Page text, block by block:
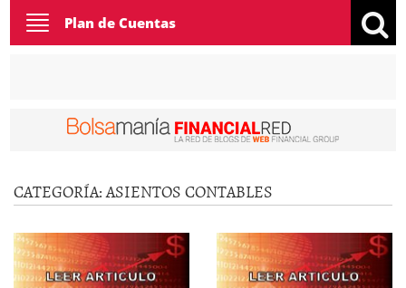
Toggle
navigation
Plan de Cuentas
CATEGORÍA:ASIENTOS CONTABLES